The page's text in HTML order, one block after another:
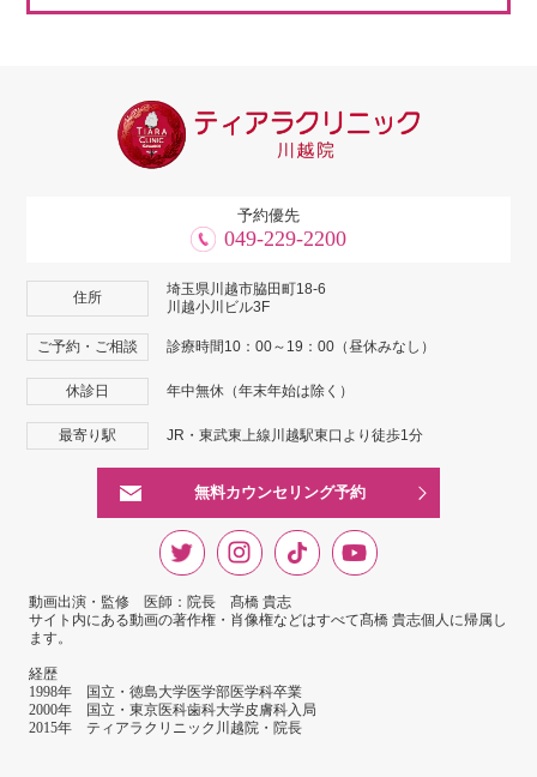
予約優先
049-229-2200
住所
埼玉県川越市脇田町18-6
川越小川ビル3F
ご予約・ご相談 診療時間10：00～19：00（昼休みなし）
休診日 年中無休（年末年始は除く）
最寄り駅 JR・東武東上線川越駅東口より徒歩1分
無料カウンセリング予約
動画出演・監修 医師：院長 髙橋 貴志
サイト内にある動画の著作権・肖像権などはすべて髙橋 貴志個人に帰属し
ます。
経歴
1998年 国立・徳島大学医学部医学科卒業
2000年 国立・東京医科歯科大学皮膚科入局
2015年 ティアラクリニック川越院・院長